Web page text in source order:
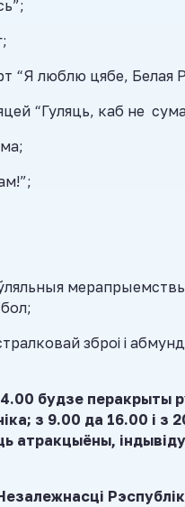
“Я люблю цябе, Белая
“Гуляць, каб не
зброі і
будзе перакрыты
з 9.00 да 16.00 і з
атракцыёны,